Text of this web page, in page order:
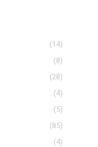
(14)
(8)
(28)
(4)
(5)
(85)
(4)